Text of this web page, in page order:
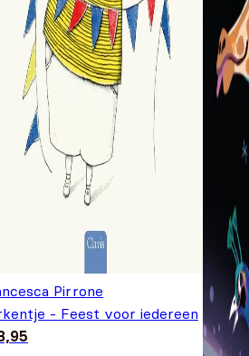
Pirrone
- Feest voor iedereen